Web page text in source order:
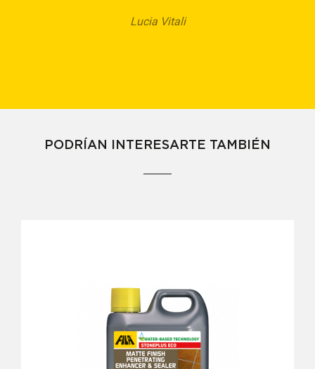
Lucia Vitali
PODRÍAN INTERESARTE TAMBIÉN